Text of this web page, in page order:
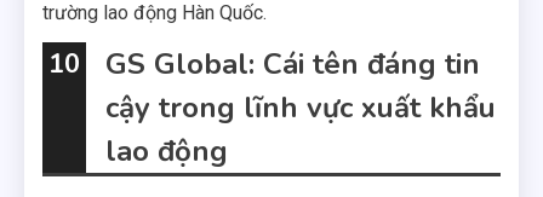
trường lao động Hàn Quốc.
10
GS Global: Cái tên đáng tin
cậy trong lĩnh vực xuất khẩu
lao động